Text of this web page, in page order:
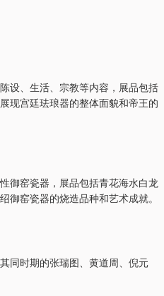
设、生活、宗教等内容，展品包括
现宫廷珐琅器的整体面貌和帝王的
御窑瓷器，展品包括青花海水白龙
御窑瓷器的烧造品种和艺术成就。
同时期的张瑞图、黄道周、倪元